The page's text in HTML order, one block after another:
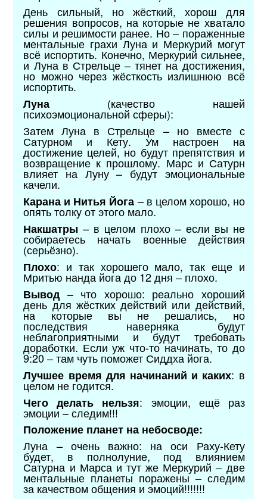
День сильный, но жёсткий, хорош для
решения вопросов, на которые не хватало
силы и решимости ранее. Но – пораженные
ментальные грахи Луна и Меркурий могут
всё испортить. Конечно, Меркурий сильнее,
и Луна в Стрельце – тянет на достижения,
но можно через жёсткость излишнюю всё
испортить.
Луна (качество нашей
психоэмоциональной сферы):
Затем Луна в Стрельце – но вместе с
Сатурном и Кету. Ум настроен на
достижение целей, но будут препятствия и
возвращение к прошлому. Марс и Сатурн
влияет на Луну – будут эмоциональные
качели.
Карана и Нитья Йога – в целом хорошо, но
опять толку от этого мало.
Накшатры – в целом плохо – если вы не
собираетесь начать военные действия
(серьёзно).
Плохо: и так хорошего мало, так еще и
Мритью нанда йога до 12 дня – плохо.
Вывод – что хорошо: реально хороший
день для жёстких действий или действий,
на которые вы не решались, но
последствия наверняка будут
неблагоприятными и будут требовать
доработки. Если уж что-то начинать, то до
9:20 – там чуть поможет Сиддха йога.
Лучшее время для начинаний и каких: в
целом не годится.
Чего делать нельзя: эмоции, ещё раз
эмоции – следим!!!
Положение планет на небосводе:
Луна – очень важно: на оси Раху-Кету
будет, в полнолуние, под влиянием
Сатурна и Марса и тут же Меркурий – две
ментальные планеты поражены – следим
за качеством общения и эмоций!!!!!!!